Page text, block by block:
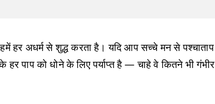
हर अधर्म से शुद्ध करता है। यदि आप सच्चे मन से पश्चाताप
पाप को धोने के लिए पर्याप्त है — चाहे वे कितने भी गंभीर